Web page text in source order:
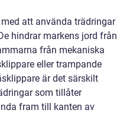
att använda trädringar
hindrar markens jord från
från mekaniska
eller trampande
är det särskilt
som tillåter
fram till kanten av